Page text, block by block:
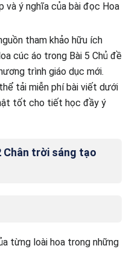
và ý nghĩa của bài đọc Hoa
tham khảo hữu ích
cúc áo trong Bài 5 Chủ đề
trình giáo dục mới.
tải miễn phí bài viết dưới
tốt cho tiết học đầy ý
Chân trời sáng tạo
từng loài hoa trong những